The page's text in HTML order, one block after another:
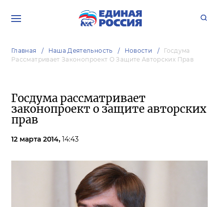
Главная Наша Деятельность Новости
Госдума
Рассматривает Законопроект О Защите Авторских Прав
Госдума рассматривает
законопроект о защите авторских
прав
12 марта 2014, 14:43